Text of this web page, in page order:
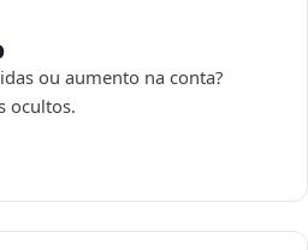
ou aumento na conta?
ocultos.